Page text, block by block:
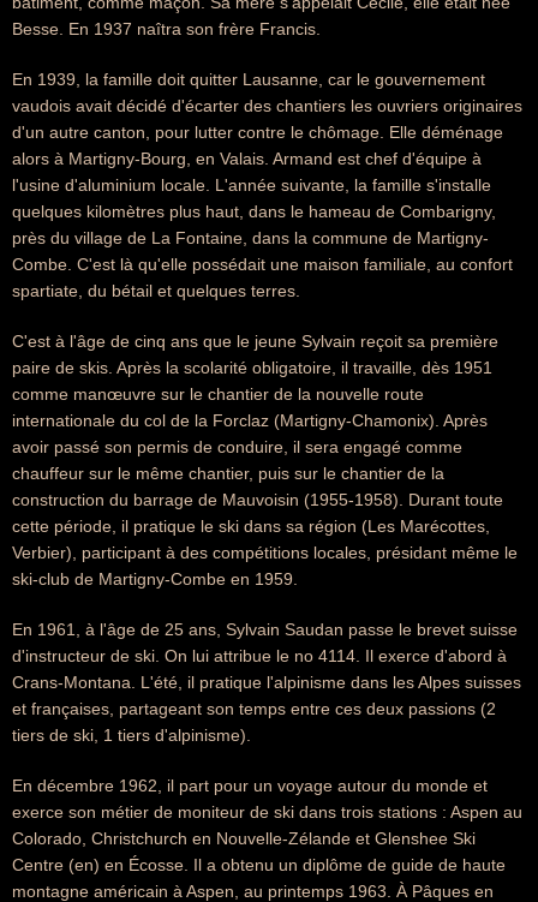
Besse. En 1937 naîtra son frère Francis.
En 1939, la famille doit quitter Lausanne, car le gouvernement
vaudois avait décidé d'écarter des chantiers les ouvriers originaires
d'un autre canton, pour lutter contre le chômage. Elle déménage
alors à Martigny-Bourg, en Valais. Armand est chef d'équipe à
l'usine d'aluminium locale. L'année suivante, la famille s'installe
quelques kilomètres plus haut, dans le hameau de Combarigny,
près du village de La Fontaine, dans la commune de Martigny-
Combe. C'est là qu'elle possédait une maison familiale, au confort
spartiate, du bétail et quelques terres.
C'est à l'âge de cinq ans que le jeune Sylvain reçoit sa première
paire de skis. Après la scolarité obligatoire, il travaille, dès 1951
comme manœuvre sur le chantier de la nouvelle route
internationale du col de la Forclaz (Martigny-Chamonix). Après
avoir passé son permis de conduire, il sera engagé comme
chauffeur sur le même chantier, puis sur le chantier de la
construction du barrage de Mauvoisin (1955-1958). Durant toute
cette période, il pratique le ski dans sa région (Les Marécottes,
Verbier), participant à des compétitions locales, présidant même le
ski-club de Martigny-Combe en 1959.
En 1961, à l'âge de 25 ans, Sylvain Saudan passe le brevet suisse
d'instructeur de ski. On lui attribue le no 4114. Il exerce d'abord à
Crans-Montana. L'été, il pratique l'alpinisme dans les Alpes suisses
et françaises, partageant son temps entre ces deux passions (2
tiers de ski, 1 tiers d'alpinisme).
En décembre 1962, il part pour un voyage autour du monde et
exerce son métier de moniteur de ski dans trois stations : Aspen au
Colorado, Christchurch en Nouvelle-Zélande et Glenshee Ski
Centre (en) en Écosse. Il a obtenu un diplôme de guide de haute
montagne américain à Aspen, au printemps 1963. À Pâques en